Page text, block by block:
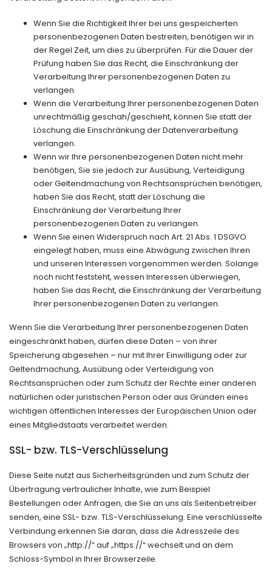
Wenn Sie die Richtigkeit Ihrer bei uns gespeicherten
personenbezogenen Daten bestreiten, benötigen wir in
der Regel Zeit, um dies zu überprüfen. Für die Dauer der
Prüfung haben Sie das Recht, die Einschränkung der
Verarbeitung Ihrer personenbezogenen Daten zu
verlangen.
Wenn die Verarbeitung Ihrer personenbezogenen Daten
unrechtmäßig geschah/geschieht, können Sie statt der
Löschung die Einschränkung der Datenverarbeitung
verlangen.
Wenn wir Ihre personenbezogenen Daten nicht mehr
benötigen, Sie sie jedoch zur Ausübung, Verteidigung
oder Geltendmachung von Rechtsansprüchen benötigen,
haben Sie das Recht, statt der Löschung die
Einschränkung der Verarbeitung Ihrer
personenbezogenen Daten zu verlangen.
Wenn Sie einen Widerspruch nach Art. 21 Abs. 1 DSGVO
eingelegt haben, muss eine Abwägung zwischen Ihren
und unseren Interessen vorgenommen werden. Solange
noch nicht feststeht, wessen Interessen überwiegen,
haben Sie das Recht, die Einschränkung der Verarbeitung
Ihrer personenbezogenen Daten zu verlangen.
Wenn Sie die Verarbeitung Ihrer personenbezogenen Daten
eingeschränkt haben, dürfen diese Daten – von ihrer
Speicherung abgesehen – nur mit Ihrer Einwilligung oder zur
Geltendmachung, Ausübung oder Verteidigung von
Rechtsansprüchen oder zum Schutz der Rechte einer anderen
natürlichen oder juristischen Person oder aus Gründen eines
wichtigen öffentlichen Interesses der Europäischen Union oder
eines Mitgliedstaats verarbeitet werden.
SSL- bzw. TLS-Verschlüsselung
Diese Seite nutzt aus Sicherheitsgründen und zum Schutz der
Übertragung vertraulicher Inhalte, wie zum Beispiel
Bestellungen oder Anfragen, die Sie an uns als Seitenbetreiber
senden, eine SSL- bzw. TLS-Verschlüsselung. Eine verschlüsselte
Verbindung erkennen Sie daran, dass die Adresszeile des
Browsers von „http://“ auf „https://“ wechselt und an dem
Schloss-Symbol in Ihrer Browserzeile.